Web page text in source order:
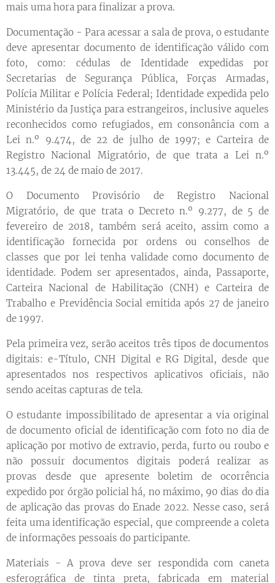
mais uma hora para finalizar a prova.
Documentação - Para acessar a sala de prova, o estudante
deve apresentar documento de identificação válido com
foto, como: cédulas de Identidade expedidas por
Secretarias de Segurança Pública, Forças Armadas,
Polícia Militar e Polícia Federal; Identidade expedida pelo
Ministério da Justiça para estrangeiros, inclusive aqueles
reconhecidos como refugiados, em consonância com a
Lei n.º 9.474, de 22 de julho de 1997; e Carteira de
Registro Nacional Migratório, de que trata a Lei n.º
13.445, de 24 de maio de 2017.
O Documento Provisório de Registro Nacional
Migratório, de que trata o Decreto n.º 9.277, de 5 de
fevereiro de 2018, também será aceito, assim como a
identificação fornecida por ordens ou conselhos de
classes que por lei tenha validade como documento de
identidade. Podem ser apresentados, ainda, Passaporte,
Carteira Nacional de Habilitação (CNH) e Carteira de
Trabalho e Previdência Social emitida após 27 de janeiro
de 1997.
Pela primeira vez, serão aceitos três tipos de documentos
digitais: e-Título, CNH Digital e RG Digital, desde que
apresentados nos respectivos aplicativos oficiais, não
sendo aceitas capturas de tela.
O estudante impossibilitado de apresentar a via original
de documento oficial de identificação com foto no dia de
aplicação por motivo de extravio, perda, furto ou roubo e
não possuir documentos digitais poderá realizar as
provas desde que apresente boletim de ocorrência
expedido por órgão policial há, no máximo, 90 dias do dia
de aplicação das provas do Enade 2022. Nesse caso, será
feita uma identificação especial, que compreende a coleta
de informações pessoais do participante.
Materiais - A prova deve ser respondida com caneta
esferográfica de tinta preta, fabricada em material